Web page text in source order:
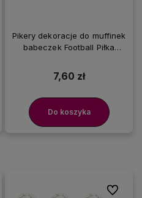
Pikery dekoracje do muffinek
babeczek Football Piłka
7,60 zł
Do koszyka
Do